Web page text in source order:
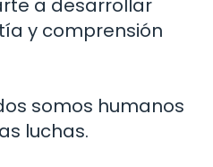
a desarrollar
y comprensión
somos humanos
luchas.